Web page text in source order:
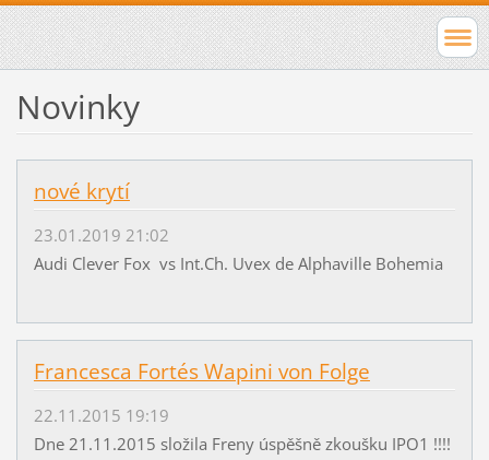
Novinky
nové krytí
23.01.2019 21:02
Audi Clever Fox vs Int.Ch. Uvex de Alphaville Bohemia
Francesca Fortés Wapini von Folge
22.11.2015 19:19
Dne 21.11.2015 složila Freny úspěšně zkoušku IPO1 !!!!